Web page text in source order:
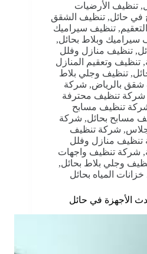
, تنظيف الأرضيات
في حائل, تنظيف الشقق
, تنظيف سيراميك
سيراميك وبلاط بحائل,
, تنظيف منازل وفلل
, تنظيف وتعقيم المنازل
, تنظيف وجلي بلاط
بالرياض, شركة
شركة تنظيف محترفة
تنظيف مسابح
مسابح بحائل, شركة
, شركة تنظيف
منازل وفلل
, شركة تنظيف واجهات
وجلي بلاط بحائل,
المياه بحائل
الأجهزة في حائل